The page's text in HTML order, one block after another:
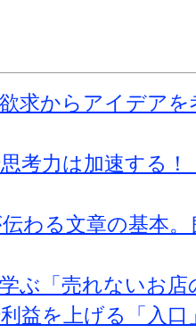
求からアイデア
考力は加速する
わる文章の基本
ぶ「売れないお店
益を上げる「入口